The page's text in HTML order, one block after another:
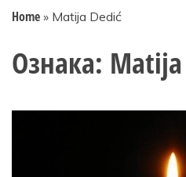
Home » Matija Dedić
Ознака: